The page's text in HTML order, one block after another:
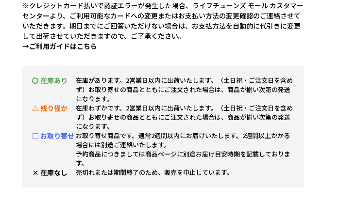
※クレジットカード払いで認証エラーが発生した場合、ライフチューンズ モール カスタマー
センターより、ご利用可能なカードへの変更またはお支払い方法の変更確認のご連絡させて
いただきます。期日までにご回答いただけない場合は、お支払方法を自動的に代引きに変更
して出荷させていただきますので、ご了承ください。
→ご利用ガイドはこちら
〇 在庫あり
在庫があります。2営業日以内に出荷いたします。（土日祝・ご注文日を含め
ず）お取り寄せの商品とともにご注文された場合は、商品が揃い次第の発送
になります。
△ 残り僅か
在庫わずかです。2営業日以内に出荷いたします。（土日祝・ご注文日を含め
ず）お取り寄せの商品とともにご注文された場合は、商品が揃い次第の発送
になります。
□ お取り寄せ お取り寄せ商品です。通常2週間以内にお届けいたします。2週間以上かかる
場合には別途ご連絡いたします。
予約商品につきましては商品ページに別途お届け目安時期を記載しておりま
す。
× 在庫なし 売切れまたは期間終了のため、販売を中止しています。